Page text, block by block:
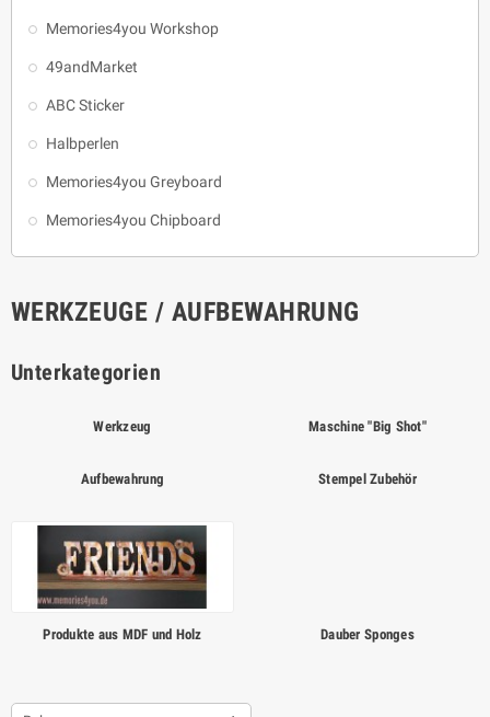
Memories4you Workshop
49andMarket
ABC Sticker
Halbperlen
Memories4you Greyboard
Memories4you Chipboard
WERKZEUGE / AUFBEWAHRUNG
Unterkategorien
Werkzeug Maschine "Big Shot"
Aufbewahrung Stempel Zubehör
Produkte aus MDF und Holz Dauber Sponges